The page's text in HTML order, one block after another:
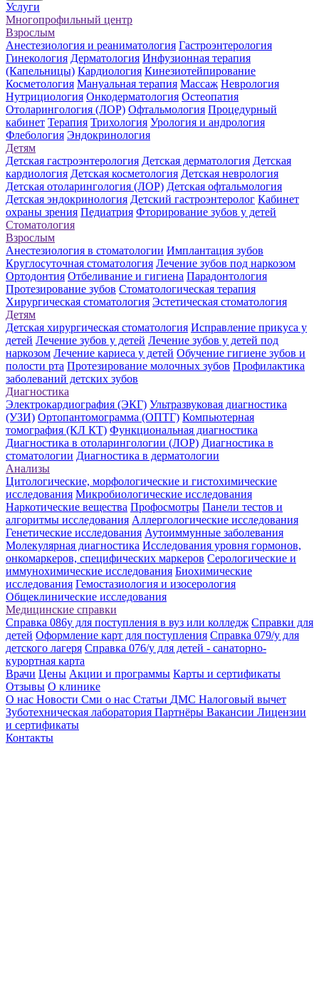
Услуги
Многопрофильный центр
Взрослым
Анестезиология и реаниматология Гастроэнтерология
Гинекология Дерматология Инфузионная терапия
(Капельницы) Кардиология Кинезиотейпирование
Косметология Мануальная терапия Массаж Неврология
Нутрициология Онкодерматология Остеопатия
Отоларингология (ЛОР) Офтальмология Процедурный
кабинет Терапия Трихология Урология и андрология
Флебология Эндокринология
Детям
Детская гастроэнтерология Детская дерматология Детская
кардиология Детская косметология Детская неврология
Детская отоларингология (ЛОР) Детская офтальмология
Детская эндокринология Детский гастроэнтеролог Кабинет
охраны зрения Педиатрия Фторирование зубов у детей
Стоматология
Взрослым
Анестезиология в стоматологии Имплантация зубов
Круглосуточная стоматология Лечение зубов под наркозом
Ортодонтия Отбеливание и гигиена Парадонтология
Протезирование зубов Стоматологическая терапия
Хирургическая стоматология Эстетическая стоматология
Детям
Детская хирургическая стоматология Исправление прикуса у
детей Лечение зубов у детей Лечение зубов у детей под
наркозом Лечение кариеса у детей Обучение гигиене зубов и
полости рта Протезирование молочных зубов Профилактика
заболеваний детских зубов
Диагностика
Электрокардиография (ЭКГ) Ультразвуковая диагностика
(УЗИ) Ортопантомограмма (ОПТГ) Компьютерная
томография (КЛ КТ) Функциональная диагностика
Диагностика в отоларингологии (ЛОР) Диагностика в
стоматологии Диагностика в дерматологии
Анализы
Цитологические, морфологические и гистохимические
исследования Микробиологические исследования
Наркотические вещества Профосмотры Панели тестов и
алгоритмы исследования Аллергологические исследования
Генетические исследования Аутоиммунные заболевания
Молекулярная диагностика Исследования уровня гормонов,
онкомаркеров, специфических маркеров Серологические и
иммунохимические исследования Биохимические
исследования Гемостазиология и изосерология
Общеклинические исследования
Медицинские справки
Справка 086у для поступления в вуз или колледж Справки для
детей Оформление карт для поступления Справка 079/у для
детского лагеря Справка 076/у для детей - санаторно-
курортная карта
Врачи Цены Акции и программы Карты и сертификаты
Отзывы О клинике
О нас Новости Сми о нас Статьи ДМС Налоговый вычет
Зуботехническая лаборатория Партнёры Вакансии Лицензии
и сертификаты
Контакты